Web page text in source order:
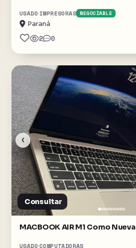
USADO IMPRESORAS NEGOCIABLE
Paraná
2 0
‹
Consultar
MACBOOK AIR M1 Como Nueva
USADO COMPUTADORAS